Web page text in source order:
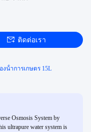
ติดต่อเรา
งน้ําการเกษตร 15L
Osmosis System by
ultrapure water system is